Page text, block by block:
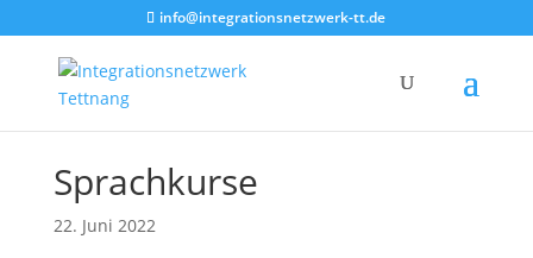
info@integrationsnetzwerk-tt.de
Sprachkurse
22. Juni 2022